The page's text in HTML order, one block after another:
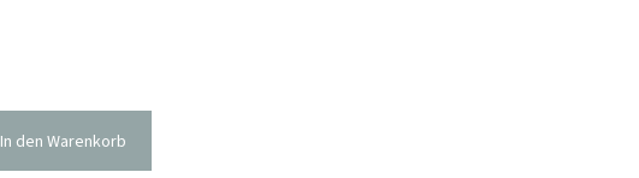
In den Warenkorb